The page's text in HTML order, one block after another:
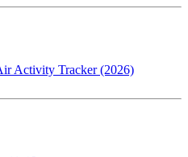
Activity Tracker (2026)